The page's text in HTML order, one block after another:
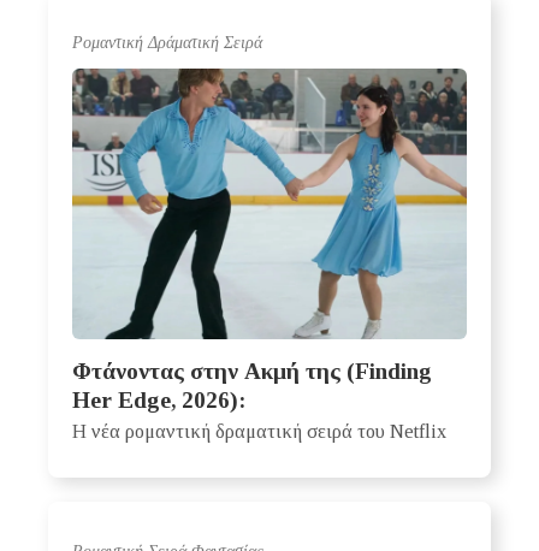
Ρομαντική Δράματική Σειρά
Φτάνοντας στην Ακμή της (Finding
Her Edge, 2026):
H νέα ρομαντική δραματική σειρά του Netflix